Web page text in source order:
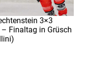
3×3
– Finaltag in Grüsch